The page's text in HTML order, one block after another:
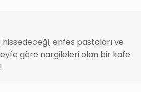
hissedeceği, enfes pastaları ve
göre nargileleri olan bir kafe